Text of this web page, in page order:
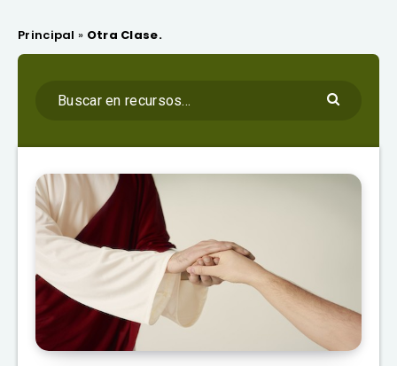
Principal » Otra Clase.